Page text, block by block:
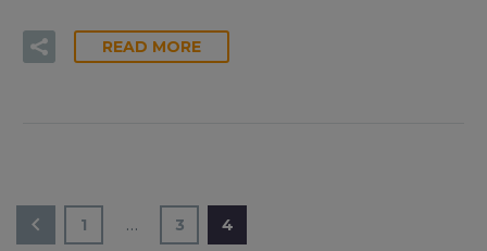
READ MORE
1 … 3 4